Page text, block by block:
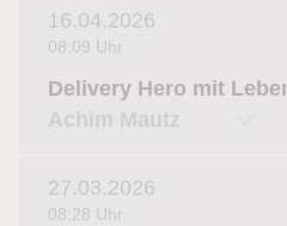
16.04.2026
08:09 Uhr
Delivery Hero mit
Achim Mautz
27.03.2026
08:28 Uhr